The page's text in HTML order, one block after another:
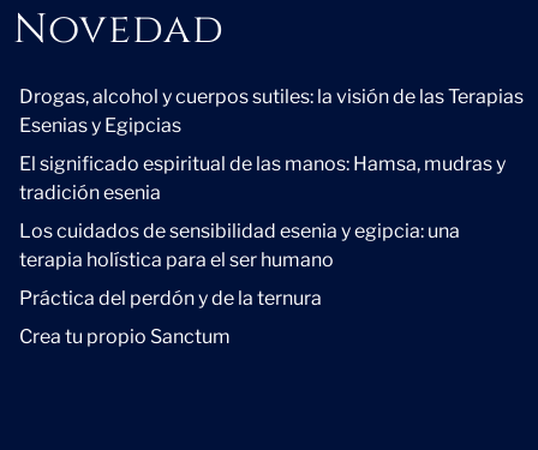
Novedad
Novedad
Drogas, alcohol y cuerpos sutiles: la visión de las Terapias
Esenias y Egipcias
El significado espiritual de las manos: Hamsa, mudras y
tradición esenia
Los cuidados de sensibilidad esenia y egipcia: una
terapia holística para el ser humano
Práctica del perdón y de la ternura
Crea tu propio Sanctum